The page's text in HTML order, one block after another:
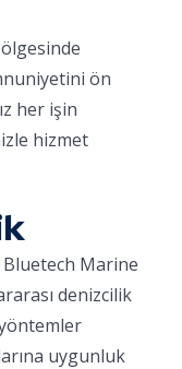
ön
her işin
hizmet
Bluetech Marine
denizcilik
uygunluk